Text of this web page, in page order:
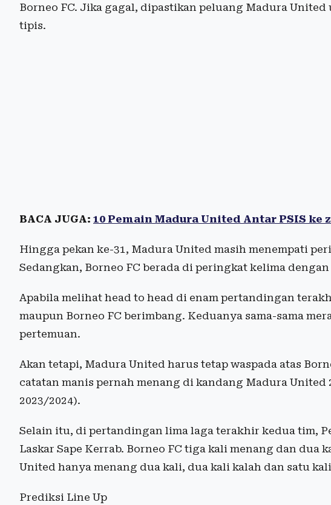
Borneo FC. Jika gagal, dipastikan peluang Madura
tipis.
BACA JUGA: 10 Pemain Madura United Antar PSIS ke
Hingga pekan ke-31, Madura United masih menempati
Sedangkan, Borneo FC berada di peringkat kelima dengan
Apabila melihat head to head di enam pertandingan
maupun Borneo FC berimbang. Keduanya sama-sama
pertemuan.
Akan tetapi, Madura United harus tetap waspada atas
catatan manis pernah menang di kandang Madura United
2023/2024).
Selain itu, di pertandingan lima laga terakhir kedua tim,
Laskar Sape Kerrab. Borneo FC tiga kali menang dan dua
United hanya menang dua kali, dua kali kalah dan satu
Prediksi Line Up